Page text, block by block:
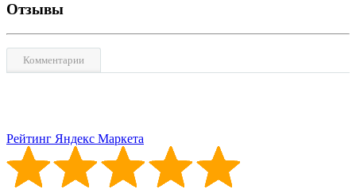
Отзывы
Комментарии
Рейтинг Яндекс Маркета